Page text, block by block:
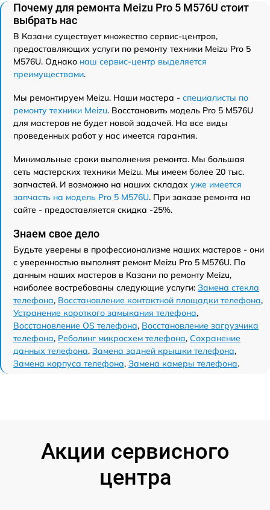
Почему для ремонта Meizu Pro 5 M576U стоит
выбрать нас
В Казани существует множество сервис-центров,
предоставляющих услуги по ремонту техники Meizu Pro 5
M576U. Однако наш сервис-центр выделяется
преимуществами.
Мы ремонтируем Meizu. Наши мастера - специалисты по
ремонту техники Meizu. Восстановить модель Pro 5 M576U
для мастеров не будет новой задачей. На все виды
проведенных работ у нас имеется гарантия.
Минимальные сроки выполнения ремонта. Мы большая
сеть мастерских техники Meizu. Мы имеем более 20 тыс.
запчастей. И возможно на наших складах уже имеется
запчасть на модель Pro 5 M576U. При заказе ремонта на
сайте - предоставляется скидка -25%.
Знаем свое дело
Будьте уверены в профессионализме наших мастеров - они
с уверенностью выполнят ремонт Meizu Pro 5 M576U. По
данным наших мастеров в Казани по ремонту Meizu,
наиболее востребованы следующие услуги: Замена стекла
телефона, Восстановление контактной площадки телефона,
Устранение короткого замыкания телефона,
Восстановление OS телефона, Восстановление загрузчика
телефона, Реболинг микросхем телефона, Сохранение
данных телефона, Замена задней крышки телефона,
Замена корпуса телефона, Замена камеры телефона.
Акции сервисного
центра